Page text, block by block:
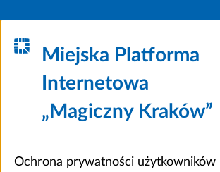
Miejska Platforma
Internetowa
„Magiczny Kraków”
Ochrona prywatności użytkowników